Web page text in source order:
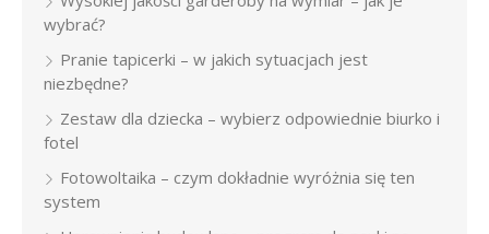
wybrać?
Pranie tapicerki – w jakich sytuacjach jest
niezbędne?
Zestaw dla dziecka – wybierz odpowiednie biurko i
fotel
Fotowoltaika – czym dokładnie wyróżnia się ten
system